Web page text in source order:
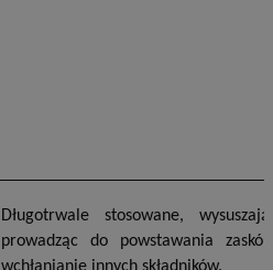
Długotrwale stosowane,
prowadząc do powstawania